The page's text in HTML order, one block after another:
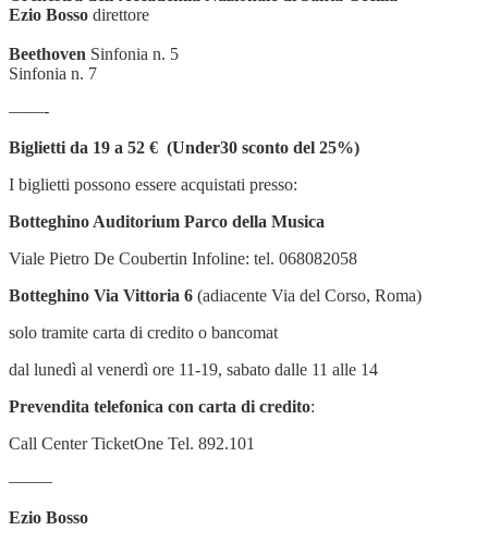
Ezio Bosso direttore
Beethoven Sinfonia n. 5
Sinfonia n. 7
——-
Biglietti da 19 a 52 € (Under30 sconto del 25%)
I biglietti possono essere acquistati presso:
Botteghino Auditorium Parco della Musica
Viale Pietro De Coubertin Infoline: tel. 068082058
Botteghino Via Vittoria 6 (adiacente Via del Corso, Roma)
solo tramite carta di credito o bancomat
dal lunedì al venerdì ore 11-19, sabato dalle 11 alle 14
Prevendita telefonica con carta di credito:
Call Center TicketOne Tel. 892.101
——–
Ezio Bosso